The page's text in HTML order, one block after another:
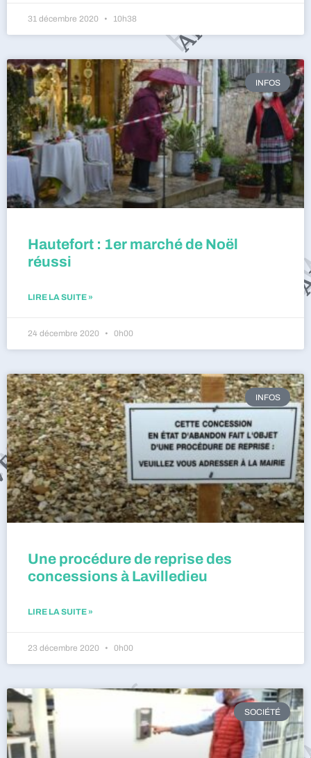
31 décembre 2020 10h38
INFOS
Hautefort : 1er marché de Noël
réussi
LIRE LA SUITE »
24 décembre 2020 0h00
INFOS
Une procédure de reprise des
concessions à Lavilledieu
LIRE LA SUITE »
23 décembre 2020 0h00
SOCIÉTÉ